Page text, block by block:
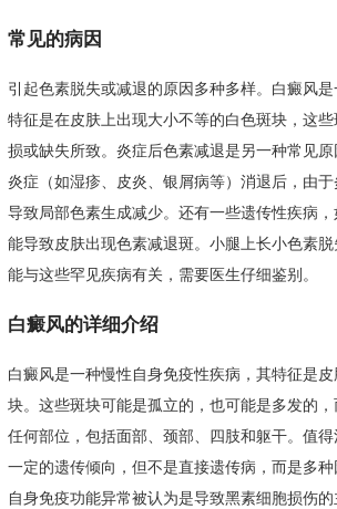
常见的病因
引起色素脱失或减退的原因多种多样。白癜风
特征是在皮肤上出现大小不等的白色斑块，这
损或缺失所致。炎症后色素减退是另一种常见
炎症（如湿疹、皮炎、银屑病等）消退后，由于
导致局部色素生成减少。还有一些遗传性疾病
能导致皮肤出现色素减退斑。小腿上长小色素
能与这些罕见疾病有关，需要医生仔细鉴别。
白癜风的详细介绍
白癜风是一种慢性自身免疫性疾病，其特征是
块。这些斑块可能是孤立的，也可能是多发的
任何部位，包括面部、颈部、四肢和躯干。值
一定的遗传倾向，但不是直接遗传病，而是多种
自身免疫功能异常被认为是导致黑素细胞损伤